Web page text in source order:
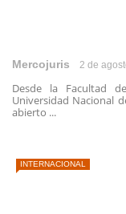
Mercojuris 2 de
Desde la Facultad
Universidad Nacional
abierto ...
INTERNACIONAL